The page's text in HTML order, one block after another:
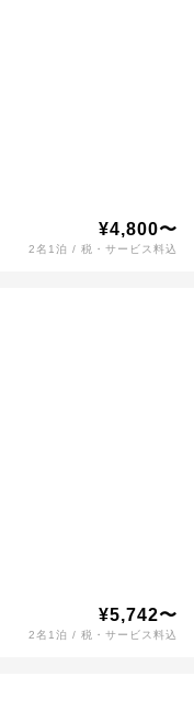
¥4,800〜
2名1泊 / 税・サービス料込
¥5,742〜
2名1泊 / 税・サービス料込